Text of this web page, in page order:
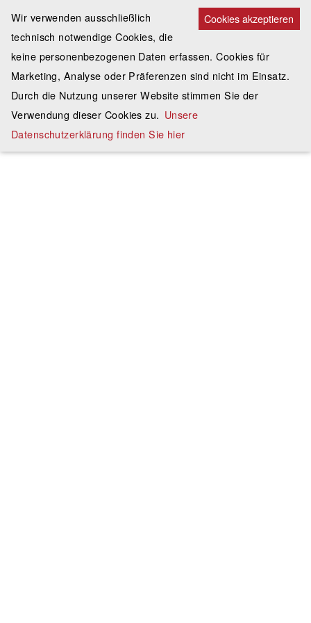
Cookies akzeptieren
Wir verwenden ausschließlich
technisch notwendige Cookies, die
keine personenbezogenen Daten erfassen. Cookies für
Marketing, Analyse oder Präferenzen sind nicht im Einsatz.
Durch die Nutzung unserer Website stimmen Sie der
Verwendung dieser Cookies zu. Unsere
Datenschutzerklärung finden Sie hier